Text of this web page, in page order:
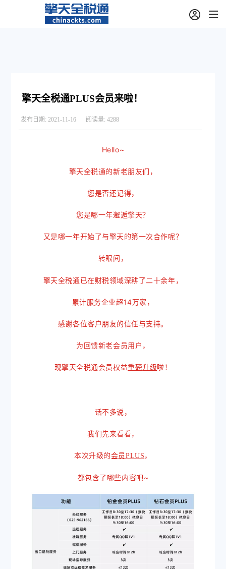
擎天全税通PLUS会员来啦！
发布日期: 2021-11-16 阅读量: 4288
Hello~
擎天全税通的新老朋友们，
您是否还记得，
您是哪一年邂逅擎天？
又是哪一年开始了与擎天的第一次合作呢？
转眼间，
擎天全税通已在财税领域深耕了二十余年，
累计服务企业超14万家，
感谢各位客户朋友的信任与支持。
为回馈新老会员用户，
现擎天全税通会员权益重磅升级啦！
话不多说，
我们先来看看，
本次升级的会员PLUS ，
都包含了哪些内容吧~